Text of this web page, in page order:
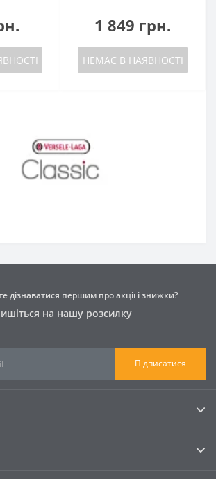
1 849 грн.
НЕМАЄ В НАЯВНОСТІ
дізнаватися першим про акції і знижки?
на нашу розсилку
Підписатися